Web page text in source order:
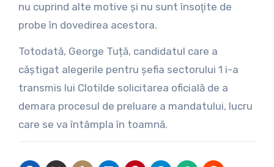
nu cuprind alte motive şi nu sunt însoţite de
probe în dovedirea acestora.
Totodată, George Tuță, candidatul care a
căștigat alegerile pentru șefia sectorului 1 i-a
transmis lui Clotilde solicitarea oficială de a
demara procesul de preluare a mandatului, lucru
care se va întâmpla în toamnă.